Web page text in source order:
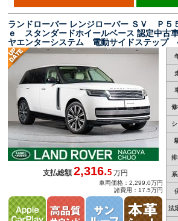
ランドローバー レンジローバー ＳＶ Ｐ５
ｅ スタンダードホイールベース 認定中古
ヤエンターシステム 電動サイドステップ
ドアップディスプレイ 前後シートマッサ
ＭＥＲＩＤＩＡＮシグネチャーサウンド デ
ルミラー ２２インチホイール アンビエン
イト
法
支払総額2,316.5 万円
車両価格：2,299.0万円
諸費用：17.5万円